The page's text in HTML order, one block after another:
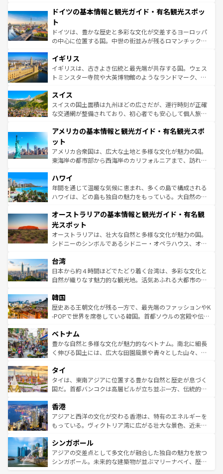
せる。地方によって風土や気候が異なるスペインはその個
ンテンツ一覧 を参照してほしい。
で、幅広い魅力が詰まっている。華麗な宮殿、歴史的な大
聖堂、美しいビーチ、そして豊かな自然が、訪れる者を心
から魅了する。また、フランスは美食の国としても知ら
れ、フランス料理はユネスコ無形文化遺産にも登録されて
香り高いラベンダー畑など、多彩な楽しみ方が可能だ。さ
らに、パリ以外の地域にも魅力が溢れており、どの街角に
も豊かな歴史と文化が息づいている。パリ以外の個性あふ
を参照してほしい。
ドイツの基本情報と観光ガイド・有名観光スポッ
ト
ドイツは、豊かな歴史と多彩な文化が交差するヨーロッパ
の中心に位置する国。中世の街並みが残るロマンチック街
顔を持つこの国は、どこを歩いても飽きることがない。ベ
ルリンの文化的活気、バイエルン州のアルプスの絶景、そ
してライン川沿いのワイン畑といった風景は必見。ビール
は、お酒好きな人にはぜひ体験してほしい。 なお、新着の
ドイツ情報はコンテンツ一覧を参照してほしい。
イギリス
イギリスは、古きよき伝統と最先端が共存する国。ウェス
トミンスター寺院や大英博物館のようなランドマーク、歴
リアごとに異なる魅力がある。また、優雅なアフタヌーン
ティー、ビール好きにはたまらない英国パブ、サッカー観
戦など、本場だからこそできる体験も豊富。イギリスを旅
ンツ一覧を参照してほしい。
スイス
スイスの国土面積は九州ほどの広さだが、運行時刻が正確
な交通網が整備されており、初心者でも安心して個人旅行
の建物がそのまま残る町や、スイスならではのユニークな
博物館もあり、アルプス観光だけでなく町歩きも満喫する
ことができる。国民の所得が高いため物価も高いが、旅行
者向けの交通パス提供のサービスもあり、うまく活用すれ
着のスイス情報は
アメリカの基本情報と観光ガイド・有名観光スポ
ット
アメリカ合衆国は、広大な土地と多様な文化が魅力の国。
東海岸の都市部から西海岸のカリフォルニアまで、訪れる
のような巨大都市は、観光、ショッピング、エンターテイ
ンメントが詰まった刺激的なスポットだ。一方、アメリカ
西部には大自然が広がり、グランドキャニオンやイエロー
部のニューオーリンズでは、音楽と美食が融合した独特の
文化が魅力。旅行者はアメリカの各地域で異なる魅力を楽
しみながら、その多様性と豊かな歴史を感じることができ
るだろう。車でのロードトリップや列車の旅も、アメリカ
情報は
ハワイ
年間を通じて温暖な気候に恵まれ、多くの島で構成される
ハワイは、どの島も独自の魅力をもっている。大自然の神
ワイ島は見逃せない。また、定番の観光地といえばオアフ
島だが、静かな自然を求めるならマウイ島やカウアイ島が
おすすめ。エメラルドグリーンに輝く海をはじめ、豊かな
文化や歴史が息づいている。「アロハスピリット」と呼ば
人々、おいしいローカルフードやハワイアンミュージッ
ク、伝統的なフラダンスなど、すべてがハワイの魅力を彩
っている。訪れるたびに新しい発見と感動が待っているハ
はコンテンツ一覧
オーストラリアの基本情報と観光ガイド・有名観
光スポット
オーストラリアは、壮大な自然と多様な文化が魅力の国。
シドニーのシンボルであるシドニー・オペラハウス、オー
リアリーフや大陸中央部にそびえるウルル（エアーズロッ
ク）、タスマニアの美しい原生林やケアンズの熱帯雨林な
ど、見どころがたくさん。また、カフェやワイン、オージ
いる。アクティビティも充実しており、サーフィンやダイ
ビング、ハイキングなど、アウトドア好きにはたまらな
い。オーストラリアの多彩な魅力を存分に味わいつくそ
参照してほしい。
台湾
日本から約４時間ほどでたどり着く台湾は、多彩な文化と
自然が織りなす魅力的な観光地。活気あふれる大都市の台
ン）、静ひつな山岳地帯である台湾東部など、都市の喧騒
と山間の静けさが共存しており、訪れる人に新しい発見と
驚きをもたらしてくれる。また、奥深い台湾の食文化も魅
容にもいいと評判のスイーツなど、バラエティ豊かな料理
が味わえる。 なお、新着の台湾情報は コンテンツ一覧を参
照してほしい。
韓国
歴史ある王朝文化が残る一方で、最先端のファッションやK
-POPで世界を席巻している韓国。首都ソウルの宮殿や伝統
き、地方に足を延ばせば四季折々の自然美を楽しむことが
できる。そして、キムチや焼肉、絶品のストリートフード
まで、さまざまな韓国料理が待っている。夜には、韓国な
リティに包まれながら、韓国の多彩な魅力を心ゆくまで味
わってみてほしい。 なお、新着の韓国情報はコンテンツ一
覧を参照してほしい。
ベトナム
豊かな自然と多様な文化が魅力的なベトナム。南北に細長
く伸びる国土には、広大な田園風景や青々とした山々、世
急速な発展と共に伝統が息づく。ハノイの古い町並みやホ
ーチミン市のフランス統治時代の建物も、独特の雰囲気を
醸し出している。また、バラエティの豊かさとおいしさで
とつ。フォーやバインミー、ベトナムコーヒーなどは、ぜ
ひ現地で味わいたい。どの地域を訪れてもあたたかい人々
が旅行者を迎えてくれるので、きっと忘れられない旅にな
参照してほしい。
タイ
タイは、東南アジアに位置する豊かな自然と歴史が息づく
国だ。首都バンコクは高層ビルが立ち並ぶ一方、伝統的な
の活気が交差している。北部ではチェンマイなどの山岳地
帯で自然と触れ合い、南部ではプーケットやクラビの美し
いビーチでリゾート気分を楽しむことができる。タイ料理
激する。気候は一年中温暖で、どの季節にも異なる楽しみ
が待っている。親しみやすいタイの人々、仏教を中心とし
た文化、そして多様な観光資源が、訪れる旅人を魅了し続
香港
アジアと西洋の文化が交わる香港は、特有のエネルギーを
もっている。ヴィクトリア湾に広がる壮大な景色、近未来
み、どこを訪れても感動するはず。観光スポットが密集し
ており、効率よく見どころを回れるのも魅力。息をのむよ
うな絶景から文化的な体験まで、香港を存分に楽しみ尽く
シンガポール
アジアの交差点として多文化が融合した独自の魅力を放つ
シンガポール。未来的な建築物が並ぶマリーナベイ、歴史